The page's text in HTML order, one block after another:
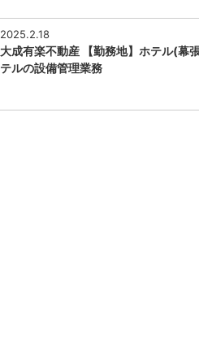
2025.2.18
大成有楽不動産 【勤務地】ホテル(幕
テルの設備管理業務